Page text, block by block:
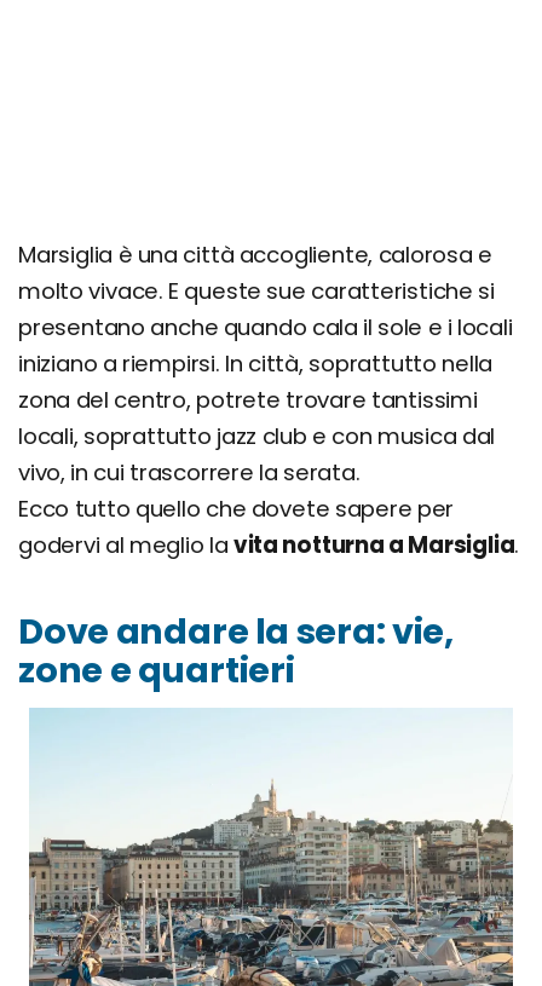
Marsiglia è una città accogliente, calorosa e
molto vivace. E queste sue caratteristiche si
presentano anche quando cala il sole e i locali
iniziano a riempirsi. In città, soprattutto nella
zona del centro, potrete trovare tantissimi
locali, soprattutto jazz club e con musica dal
vivo, in cui trascorrere la serata.
Ecco tutto quello che dovete sapere per
godervi al meglio la vita notturna a Marsiglia.
Dove andare la sera: vie,
zone e quartieri